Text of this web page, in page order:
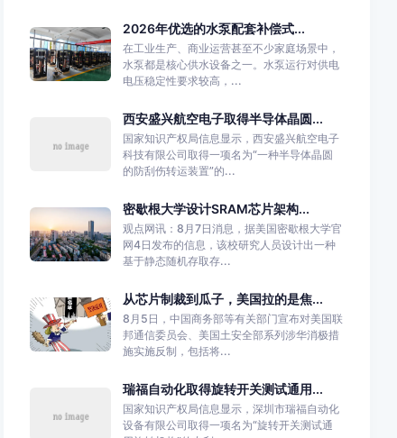
2026年优选的水泵配套补偿式...
在工业生产、商业运营甚至不少家庭场景中，
水泵都是核心供水设备之一。水泵运行对供电
电压稳定性要求较高，...
西安盛兴航空电子取得半导体晶圆...
国家知识产权局信息显示，西安盛兴航空电子
科技有限公司取得一项名为“一种半导体晶圆
的防刮伤转运装置”的...
密歇根大学设计SRAM芯片架构...
观点网讯：8月7日消息，据美国密歇根大学官
网4日发布的信息，该校研究人员设计出一种
基于静态随机存取存...
从芯片制裁到瓜子，美国拉的是焦...
8月5日，中国商务部等有关部门宣布对美国联
邦通信委员会、美国土安全部系列涉华消极措
施实施反制，包括将...
瑞福自动化取得旋转开关测试通用...
国家知识产权局信息显示，深圳市瑞福自动化
设备有限公司取得一项名为“旋转开关测试通